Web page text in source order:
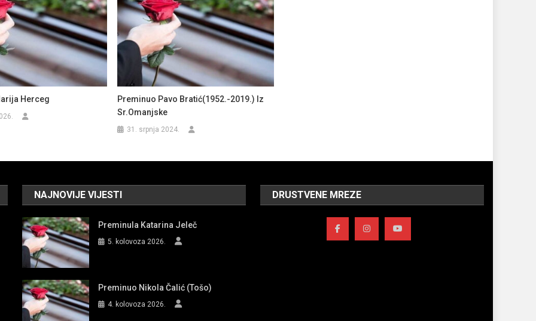
Herceg
Preminuo Pavo Bratić(1952.-2019.) Iz
Sr.Omanjske
31. srpnja 2024.
NAJNOVIJE VIJESTI
Preminula Katarina Jeleč
5. kolovoza 2026.
Preminuo Nikola Čalić (Tošo)
4. kolovoza 2026.
DRUSTVENE MREZE